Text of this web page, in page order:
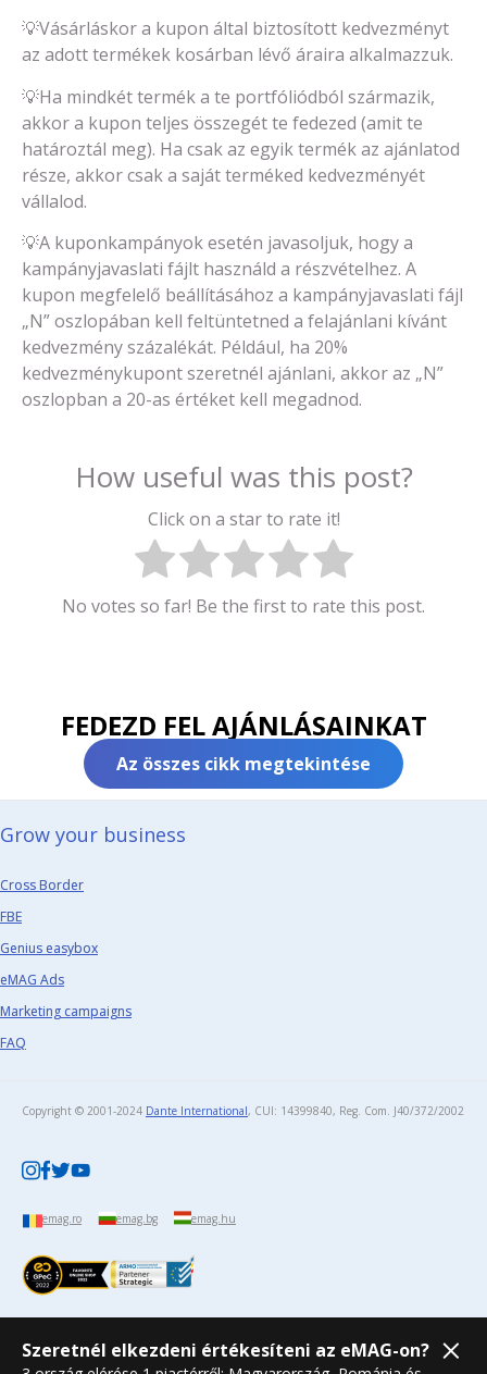
💡Vásárláskor a kupon által biztosított kedvezményt
az adott termékek kosárban lévő áraira alkalmazzuk.
💡Ha mindkét termék a te portfóliódból származik,
akkor a kupon teljes összegét te fedezed (amit te
határoztál meg). Ha csak az egyik termék az ajánlatod
része, akkor csak a saját terméked kedvezményét
vállalod.
💡A kuponkampányok esetén javasoljuk, hogy a
kampányjavaslati fájlt használd a részvételhez. A
kupon megfelelő beállításához a kampányjavaslati fájl
„N” oszlopában kell feltüntetned a felajánlani kívánt
kedvezmény százalékát. Például, ha 20%
kedvezménykupont szeretnél ajánlani, akkor az „N”
oszlopban a 20-as értéket kell megadnod.
How useful was this post?
Click on a star to rate it!
No votes so far! Be the first to rate this post.
FEDEZD FEL AJÁNLÁSAINKAT
Az összes cikk megtekintése
Grow your business​
Cross Border
FBE
Genius easybox
eMAG Ads
Marketing campaigns
FAQ
Copyright © 2001-2024 Dante International, CUI: 14399840, Reg. Com. J40/372/2002​
emag.ro emag.bg emag.hu
Szeretnél elkezdeni értékesíteni az eMAG-on?